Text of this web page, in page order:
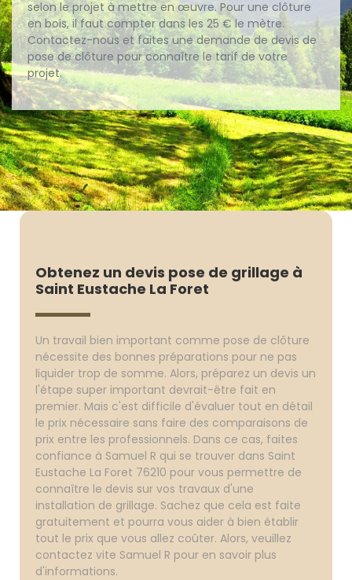
selon le projet à mettre en œuvre. Pour une clôture
en bois, il faut compter dans les 25 € le mètre.
Contactez-nous et faites une demande de devis de
pose de clôture pour connaître le tarif de votre
projet.
Obtenez un devis pose de grillage à
Saint Eustache La Foret
Un travail bien important comme pose de clôture
nécessite des bonnes préparations pour ne pas
liquider trop de somme. Alors, préparez un devis un
l'étape super important devrait-être fait en
premier. Mais c'est difficile d'évaluer tout en détail
le prix nécessaire sans faire des comparaisons de
prix entre les professionnels. Dans ce cas, faites
confiance à Samuel R qui se trouver dans Saint
Eustache La Foret 76210 pour vous permettre de
connaître le devis sur vos travaux d'une
installation de grillage. Sachez que cela est faite
gratuitement et pourra vous aider à bien établir
tout le prix que vous allez coûter. Alors, veuillez
contactez vite Samuel R pour en savoir plus
d'informations.